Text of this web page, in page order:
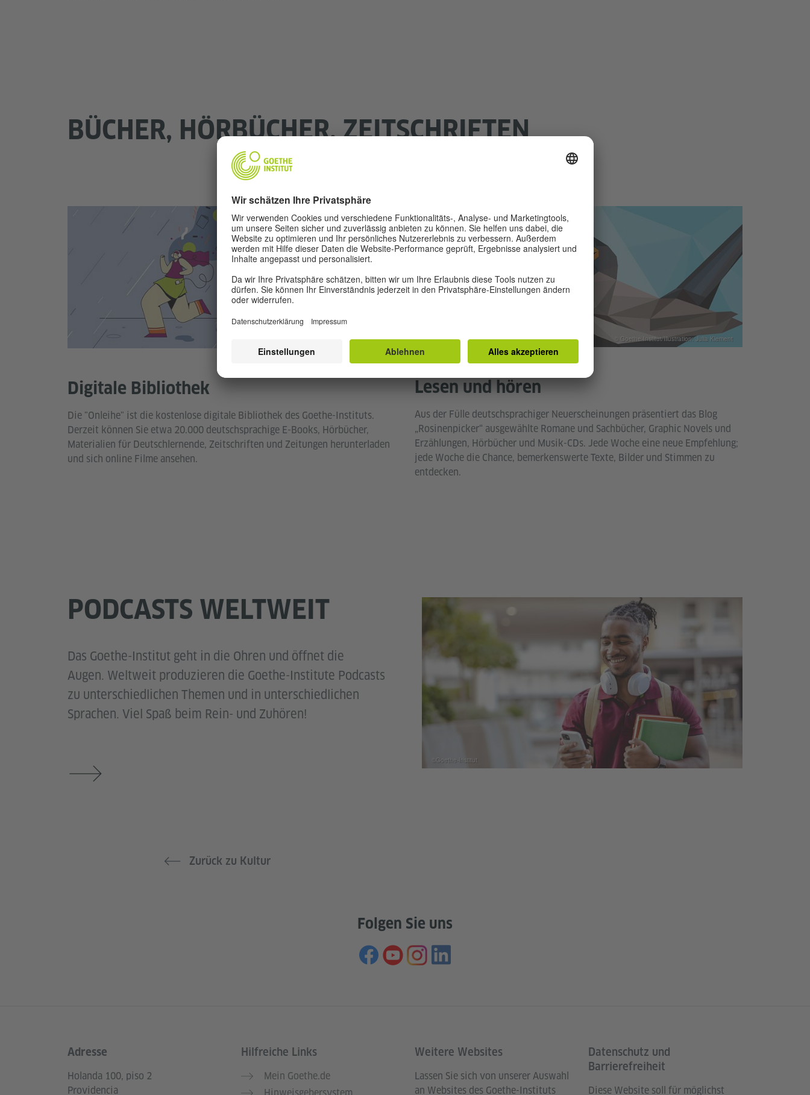
BÜCHER, HÖRBÜCHER, ZEITSCHRIFTEN
Digitale Bibliothek
Die "Onleihe" ist die kostenlose digitale Bibliothek des Goethe-Instituts.
Derzeit können Sie etwa 20.000 deutschsprachige E-Books, Hörbücher,
Materialien für Deutschlernende, Zeitschriften und Zeitungen herunterladen
und sich online Filme ansehen.
Illustration: Maria Tran Larsen © Goethe-Institut
Lesen und hören
Aus der Fülle deutschsprachiger Neuerscheinungen präsentiert das Blog
„Rosinenpicker“ ausgewählte Romane und Sachbücher, Graphic Novels und
Erzählungen, Hörbücher und Musik-CDs. Jede Woche eine neue Empfehlung;
jede Woche die Chance, bemerkenswerte Texte, Bilder und Stimmen zu
entdecken.
© Goethe-Institut/Illustration: Julia Klement
PODCASTS WELTWEIT
Das Goethe-Institut geht in die Ohren und öffnet die
Augen. Weltweit produzieren die Goethe-Institute Podcasts
zu unterschiedlichen Themen und in unterschiedlichen
Sprachen. Viel Spaß beim Rein- und Zuhören!
©Goethe-Institut
Zurück zu Kultur
Folgen Sie uns
Service- und Informationsbereich
Adresse
Holanda 100, piso 2
Providencia
Hilfreiche Links
Mein Goethe.de
Weitere Websites
Lassen Sie sich von unserer Auswahl
an Websites des Goethe-Instituts
Datenschutz und
Barrierefreiheit
Diese Website soll für möglichst